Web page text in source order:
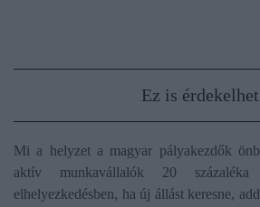
Ez is
Mi a helyzet a magyar pályakezdők
aktív munkavállalók 20
elhelyezkedésben, ha új állást keresne,